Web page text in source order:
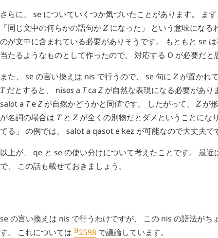
さらに、 se についていくつか気づいたことがあります。 ま
「同じ文中の何らかの語句がZ になった」 という意味になる
のが文中に含まれている必要がありそうです。 もともと se
当たるようなものとして作ったので、 対応する O が必要だと
また、 seの言い換えは nis で行うので、 se句にZ が置かれ
Tだとすると、 nisosa Tca Z が自然な表現になる必要があり
salota TeZ が自然かどうかと同値です。 したがって、Z が
が名詞の場合は TとZ が全くの別物だとダメということにな
てる」 の例では、 salota qasot e kez が可能なので大丈夫で
以上が、 qe と seの使い分けについて考えたことです。 最近
で、 この話も載せておきましょう。
seの言い換えは nis で行うわけですが、 この nis の語法がち
す。 これについては H2598 で議論しています。